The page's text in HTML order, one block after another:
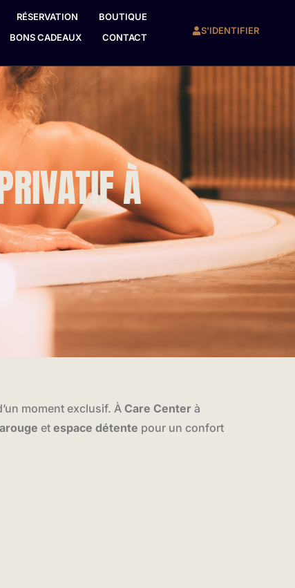
RÉSERVATION
BOUTIQUE
BONS CADEAUX
CONTACT
S'IDENTIFIER
À
moment exclusif. À Care Center à
et espace détente pour un confort